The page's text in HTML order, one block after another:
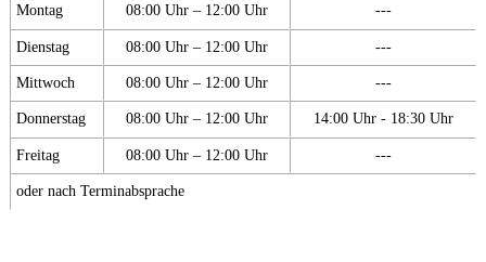
Montag 08:00 Uhr – 12:00 Uhr ---
Dienstag 08:00 Uhr – 12:00 Uhr ---
Mittwoch 08:00 Uhr – 12:00 Uhr ---
Donnerstag 08:00 Uhr – 12:00 Uhr 14:00 Uhr - 18:30 Uhr
Freitag 08:00 Uhr – 12:00 Uhr ---
oder nach Terminabsprache